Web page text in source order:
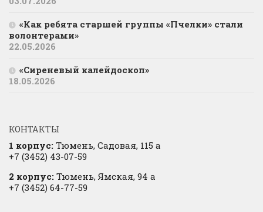
«Как ребята старшей группы «Пчелки» стали
волонтерами»
22.05.2026
«Сиреневый калейдоскоп»
18.05.2026
КОНТАКТЫ
1 корпус: Тюмень, Садовая, 115 а
+7 (3452) 43-07-59
2 корпус: Тюмень, Ямская, 94 а
+7 (3452) 64-77-59